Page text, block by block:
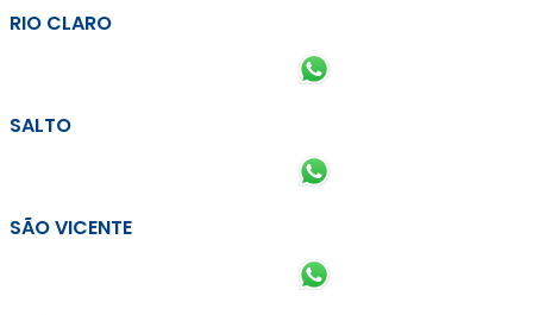
RIO CLARO
SALTO
SÃO VICENTE